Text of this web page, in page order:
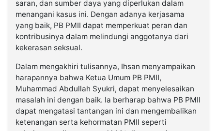
saran, dan sumber daya yang diperlukan dalam
menangani kasus ini. Dengan adanya kerjasama
yang baik, PB PMII dapat memperkuat peran dan
kontribusinya dalam melindungi anggotanya dari
kekerasan seksual.
Dalam mengakhiri tulisannya, Ihsan menyampaikan
harapannya bahwa Ketua Umum PB PMII,
Muhammad Abdullah Syukri, dapat menyelesaikan
masalah ini dengan baik. Ia berharap bahwa PB PMII
dapat mengatasi tantangan ini dan mengembalikan
ketenangan serta kehormatan PMII seperti